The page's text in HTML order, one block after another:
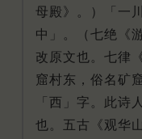
母殿》。）「一
中」。（七绝《
改原文也。七律
窟村东，俗名矿
「西」字。此诗
也。五古《观华